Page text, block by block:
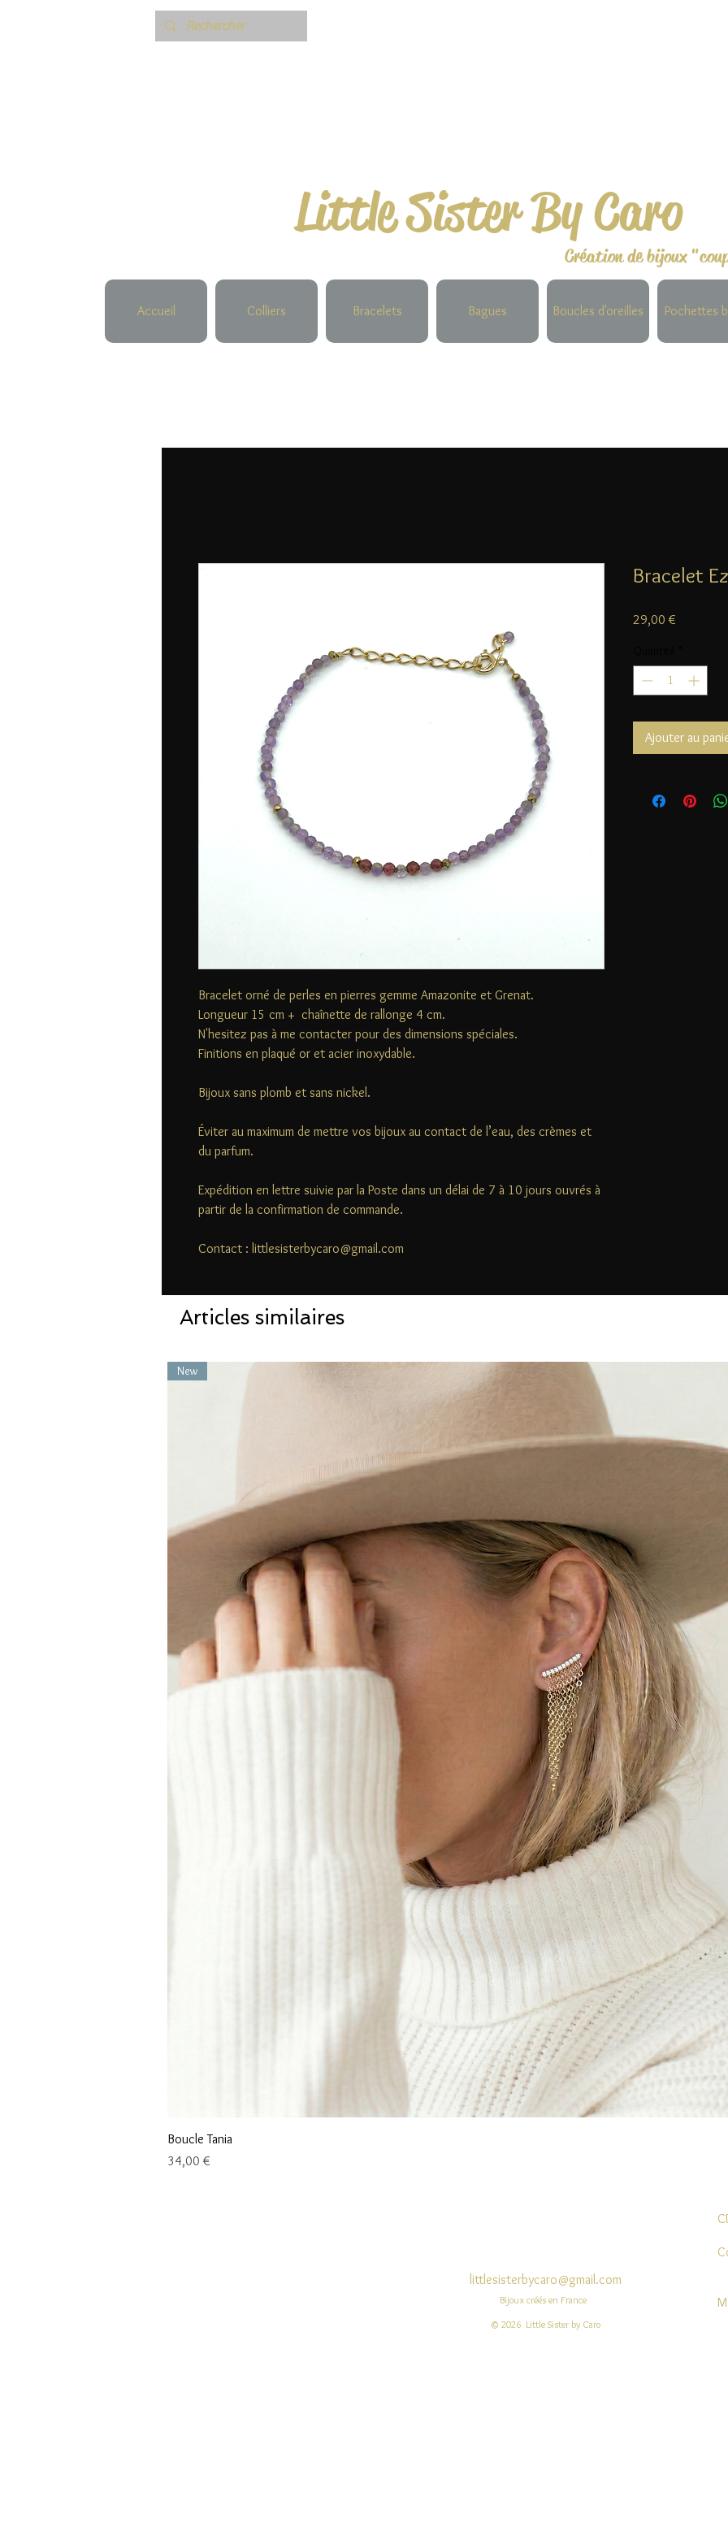
Little Sister By Caro
Création de bijoux
Accueil Colliers Bracelets Bagues Boucles d'oreilles Pochettes
Bracelet orné de perles en pierres gemme Amazonite et Grenat.
Longueur 15 cm + chaînette de rallonge 4 cm.
N'hesitez pas à me contacter pour des dimensions spéciales.
Finitions en plaqué or et acier inoxydable.
Bijoux sans plomb et sans nickel.
Éviter au maximum de mettre vos bijoux au contact de l’eau, des crèmes et
du parfum.
Expédition en lettre suivie par la Poste dans un délai de 7 à 10 jours ouvrés à
partir de la confirmation de commande.
Contact : littlesisterbycaro@gmail.com
Bracelet
29,00 €
Ajouter au
Articles similaires
New
Boucle Tania
Prix
34,00 €
littlesisterbycaro@gmail.com
Bijoux créés en France
© 2026 Little Sister by Caro